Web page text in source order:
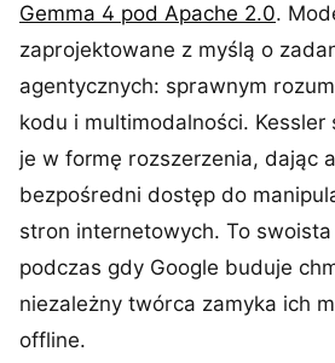
Gemma 4 pod Apache 2.0.
zaprojektowane z myślą o
agentycznych: sprawnym
kodu i multimodalności. Kessler
je w formę rozszerzenia, dając
bezpośredni dostęp do
stron internetowych. To
podczas gdy Google buduje
niezależny twórca zamyka ich
offline.